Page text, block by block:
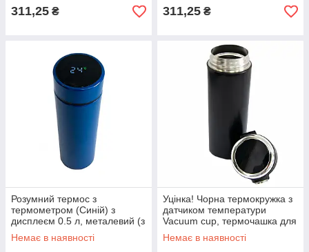
311,25 ₴ 311,25 ₴
Розумний термос з
термометром (Синій) з
дисплеєм 0.5 л, металевий (з
нержавіючої сталі)
Немає в наявності
Уцінка! Чорна термокружка з
датчиком температури
Vacuum cup, термочашка для
чаю з індикатором 420 мл
Немає в наявності